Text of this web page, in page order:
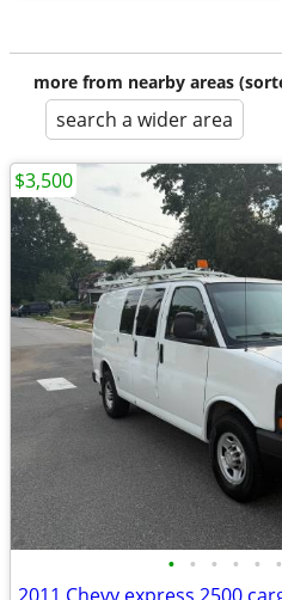
more from nearby areas
search a wider area
• • • • • •
$3,500